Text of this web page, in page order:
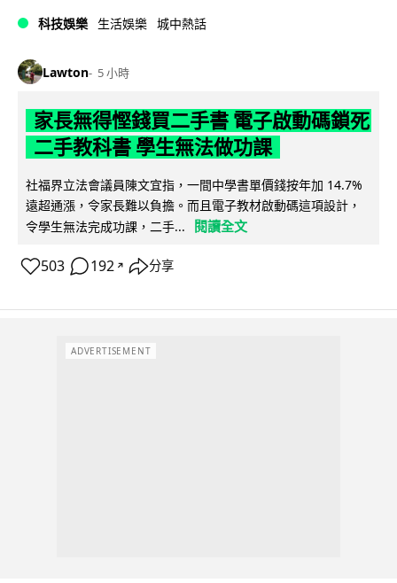
科技娛樂 生活娛樂 城中熱話
Lawton 5 小時
家長無得慳錢買二手書 電子啟動碼鎖死
二手教科書 學生無法做功課
社福界立法會議員陳文宜指，一間中學書單價錢按年加 14.7%
遠超通漲，令家長難以負擔。而且電子教材啟動碼這項設計，
令學生無法完成功課，二手...
閱讀全文
503 192 ↗ 分享
ADVERTISEMENT